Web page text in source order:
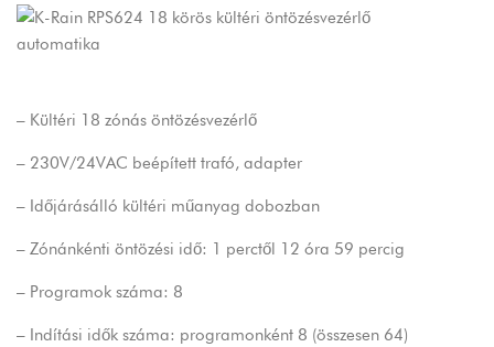
– Kültéri 18 zónás öntözésvezérlő
– 230V/24VAC beépített trafó, adapter
– Időjárásálló kültéri műanyag dobozban
– Zónánkénti öntözési idő: 1 perctől 12 óra 59 percig
– Programok száma: 8
– Indítási idők száma: programonként 8 (összesen 64)